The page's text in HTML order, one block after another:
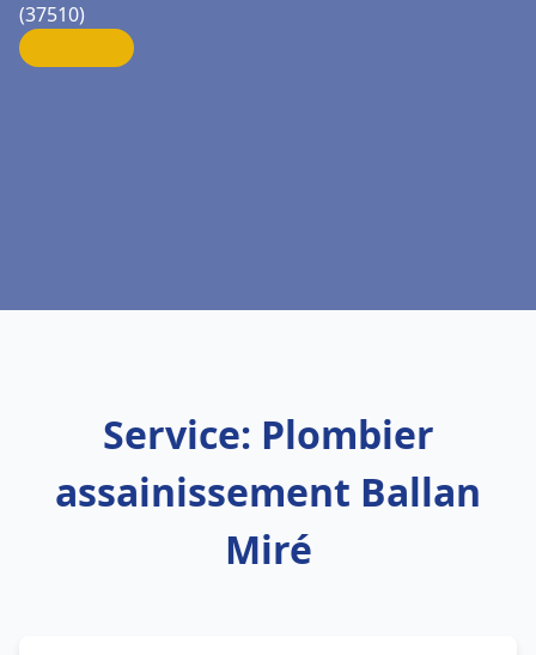
(37510)
Service: Plombier
assainissement Ballan
Miré